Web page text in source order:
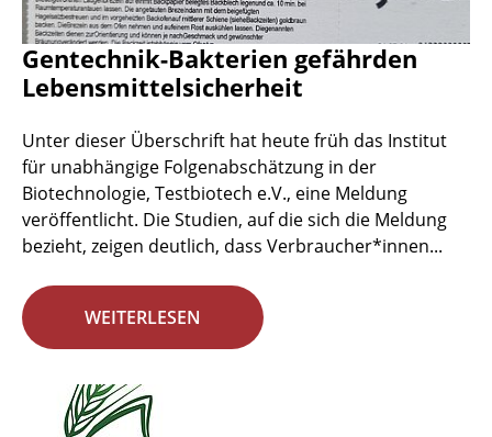
Gentechnik-Bakterien gefährden
Lebensmittelsicherheit
Unter dieser Überschrift hat heute früh das Institut
für unabhängige Folgenabschätzung in der
Biotechnologie, Testbiotech e.V., eine Meldung
veröffentlicht. Die Studien, auf die sich die Meldung
bezieht, zeigen deutlich, dass Verbraucher*innen...
WEITERLESEN